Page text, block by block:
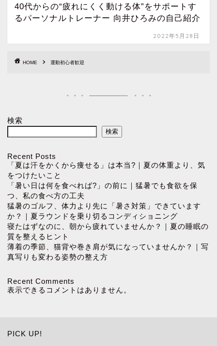
40代からの“疲れにくく動ける体”をサポートす
るパーソナルトレーナー 向井ひろみの自己紹介
2022年5月28日
HOME 運動初心者歓迎
検索
検索
Recent Posts
「夏は汗をかくから痩せる」は本当?｜夏の体重より、気
をつけたいこと
「暑い日は何を食べれば?」の前に｜猛暑でも食欲を保
つ、私の食べ方の工夫
猛暑のゴルフ、体力より先に「暑さ対策」できています
か？｜夏ラウンドを乗り切るコンディショニング
寝たはずなのに、朝から疲れていませんか？｜夏の睡眠の
質を整えるヒント
薄着の季節、猫背や巻き肩が気になっていませんか？｜写
真写りも変わる姿勢の整え方
Recent Comments
表示できるコメントはありません。
PICK UP!